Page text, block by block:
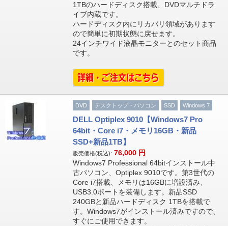
1TBのハードディスク搭載、DVDマルチドラ
イブ内蔵です。
ハードディスク内にリカバリ領域があります
ので簡単に初期状態に戻せます。
24インチワイド液晶モニターとのセット商品
です。
DVD デスクトップ・パソコン SSD Windows 7
DELL Optiplex 9010【Windows7 Pro
64bit・Core i7・メモリ16GB・新品
SSD+新品1TB】
販売価格(税込): 76,000 円
Windows7 Professional 64bitインストール中
古パソコン、Optiplex 9010です。第3世代の
Core i7搭載、メモリは16GBに増設済み、
USB3.0ポートを装備します。新品SSD
240GBと新品ハードディスク 1TBを搭載で
す。Windows7がインストール済みですので、
すぐにご使用できます。